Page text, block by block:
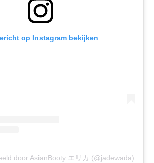
op Instagram bekijken
door AsianBooty エリカ (@jadewada)